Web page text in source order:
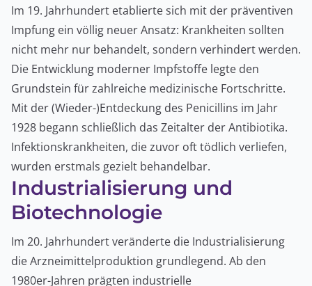
Im 19. Jahrhundert etablierte sich mit der präventiven
Impfung ein völlig neuer Ansatz: Krankheiten sollten
nicht mehr nur behandelt, sondern verhindert werden.
Die Entwicklung moderner Impfstoffe legte den
Grundstein für zahlreiche medizinische Fortschritte.
Mit der (Wieder-)Entdeckung des Penicillins im Jahr
1928 begann schließlich das Zeitalter der Antibiotika.
Infektionskrankheiten, die zuvor oft tödlich verliefen,
wurden erstmals gezielt behandelbar.
Industrialisierung und
Biotechnologie
Im 20. Jahrhundert veränderte die Industrialisierung
die Arzneimittelproduktion grundlegend. Ab den
1980er-Jahren prägten industrielle